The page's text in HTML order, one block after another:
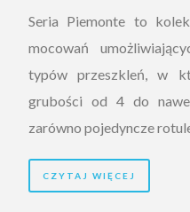
Seria Piemonte to
mocowań
typów przeszkleń, w
grubości od 4 do
zarówno pojedyncze
CZYTAJ WIĘCEJ